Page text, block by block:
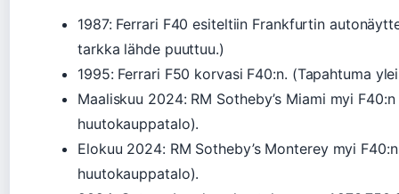
1987: Ferrari F40 esiteltiin Frankfurtin
tarkka lähde puuttuu.)
1995: Ferrari F50 korvasi F40:n. (Tapahtuma
Maaliskuu 2024: RM Sotheby’s Miami myi
huutokauppatalo).
Elokuu 2024: RM Sotheby’s Monterey myi
huutokauppatalo).